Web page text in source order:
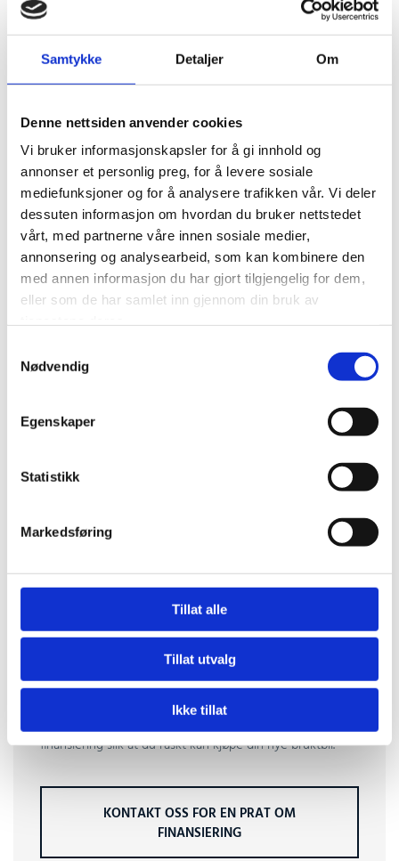
Samtykke Detaljer Om
Denne nettsiden anvender cookies
Vi bruker informasjonskapsler for å gi innhold og
annonser et personlig preg, for å levere sosiale
mediefunksjoner og for å analysere trafikken vår. Vi deler
dessuten informasjon om hvordan du bruker nettstedet
vårt, med partnerne våre innen sosiale medier,
annonsering og analysearbeid, som kan kombinere den
med annen informasjon du har gjort tilgjengelig for dem,
eller som de har samlet inn gjennom din bruk av
Nødvendig
Egenskaper
Statistikk
Markedsføring
Tillat alle
Tillat utvalg
Ikke tillat
ØNSKER DU Å SELGE DIN GAMLE BIL?
Bil Invest Oslo kjøper gjerne bilen din eller tar den i
innbytte ved kjøp av ny bruktbil hos oss. Vi kan også
hjelpe med kommisjonssalg.
LES MER OM INNBYTTE OG TAKSERING
TRENGER DU Å FINANSIERE BILKJØPET?
Bil Invest Oslo kan tilby svært gode lånebetingelser og
finansiering slik at du raskt kan kjøpe din nye bruktbil.
KONTAKT OSS FOR EN PRAT OM
FINANSIERING